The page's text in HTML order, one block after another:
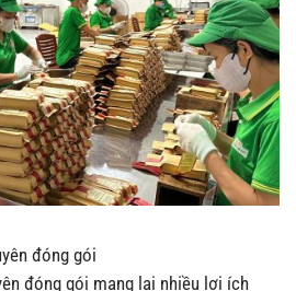
đóng gói
đóng gói mang lại nhiều lợi ích